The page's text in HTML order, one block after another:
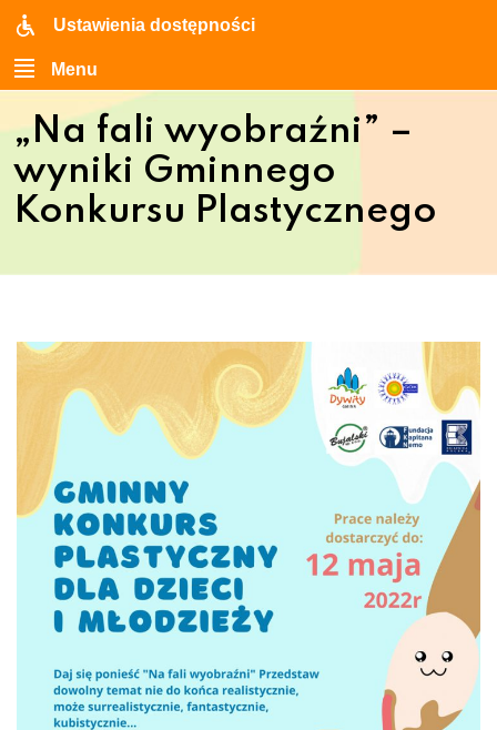
Ustawienia dostępności
Menu
„Na fali wyobraźni” –
wyniki Gminnego
Konkursu Plastycznego